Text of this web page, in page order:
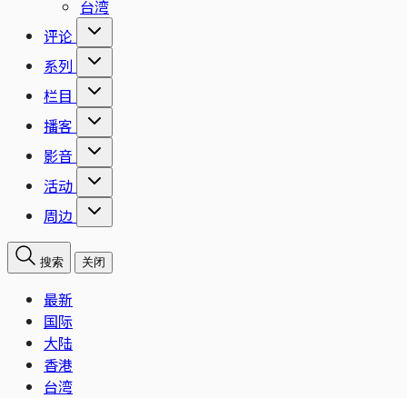
台湾
评论
系列
栏目
播客
影音
活动
周边
搜索 关闭
最新
国际
大陆
香港
台湾